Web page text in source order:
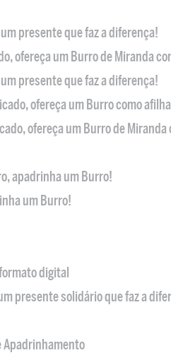
presente que faz a diferença!
ofereça um Burro de Miranda
presente que faz a diferença!
ofereça um Burro como
ofereça um Burro de
apadrinha um Burro!
um Burro!
digital
presente solidário que faz a
Apadrinhamento